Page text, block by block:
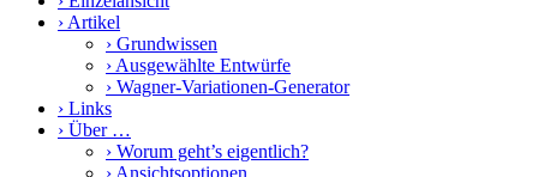
› Artikel
› Grundwissen
› Ausgewählte Entwürfe
› Wagner-Variationen-Generator
› Links
› Über …
› Worum geht’s eigentlich?
› Ansichtsoptionen